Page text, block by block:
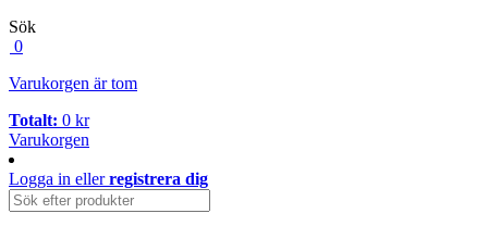
Sök
0
Varukorgen är tom
Totalt: 0 kr
Varukorgen
Logga in ellerregistrera dig